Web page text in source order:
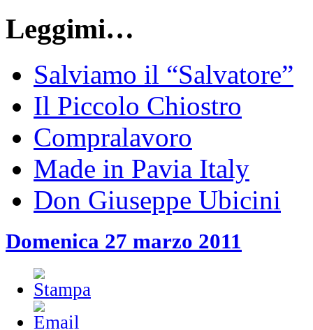
Leggimi…
Salviamo il “Salvatore”
Il Piccolo Chiostro
Compralavoro
Made in Pavia Italy
Don Giuseppe Ubicini
Domenica 27 marzo 2011